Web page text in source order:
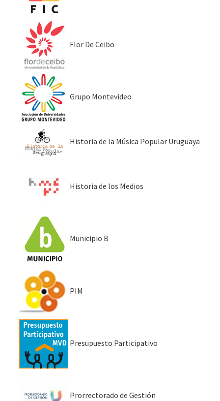
Flor De Ceibo
Grupo Montevideo
Historia de la Música Popular Uruguaya
Historia de los Medios
Municipio B
PIM
Presupuesto Participativo
Prorrectorado de Gestión